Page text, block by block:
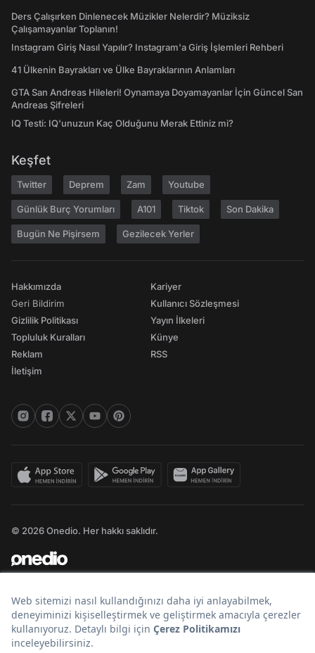
Ders Çalışırken Dinlenecek Müzikler Nelerdir? Müziksiz
Çalışamayanlar Toplanın!
Instagram Giriş Nasıl Yapılır? Instagram'a Giriş İşlemleri Rehberi
41 Ülkenin Bayrakları ve Ülke Bayraklarının Anlamları
GTA San Andreas Hileleri! Oynamaya Doyamayanlar İçin Güncel San
Andreas Şifreleri
IQ Testi: IQ'unuzun Kaç Olduğunu Merak Ettiniz mi?
Keşfet
Twitter Deprem Zam Youtube
Günlük Burç Yorumları A101 Tiktok Son Dakika
Bugün Ne Pişirsem Gezilecek Yerler
Hakkımızda
Geri Bildirim
Gizlilik Politikası
Topluluk Kuralları
Reklam
İletişim
Kariyer
Kullanıcı Sözleşmesi
Yayın İlkeleri
Künye
RSS
© 2026 Onedio. Her hakkı saklıdır.
Bir markasıdır.